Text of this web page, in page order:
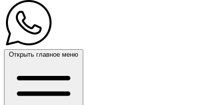
Открыть главное меню